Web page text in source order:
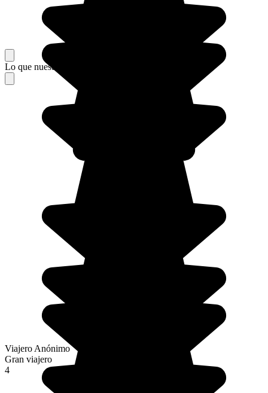
Lo que nuestros viajeros piensan de su estancia
Viajero Anónimo
Gran viajero
4